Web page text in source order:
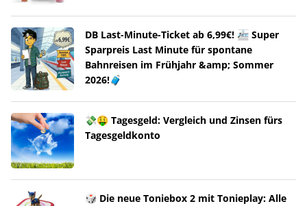
DB Last-Minute-Ticket ab 6,99€! 🚈 Super
Sparpreis Last Minute für spontane
Bahnreisen im Frühjahr &amp; Sommer
2026!🧳
💸🤑 Tagesgeld: Vergleich und Zinsen fürs
Tagesgeldkonto
🎲 Die neue Toniebox 2 mit Tonieplay: Alle